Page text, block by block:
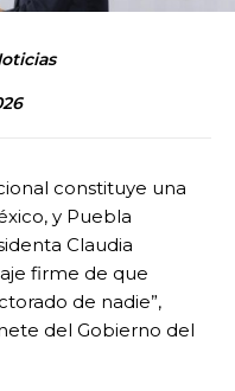
constituye una
y Puebla
Claudia
firme de que
de nadie”,
del Gobierno del